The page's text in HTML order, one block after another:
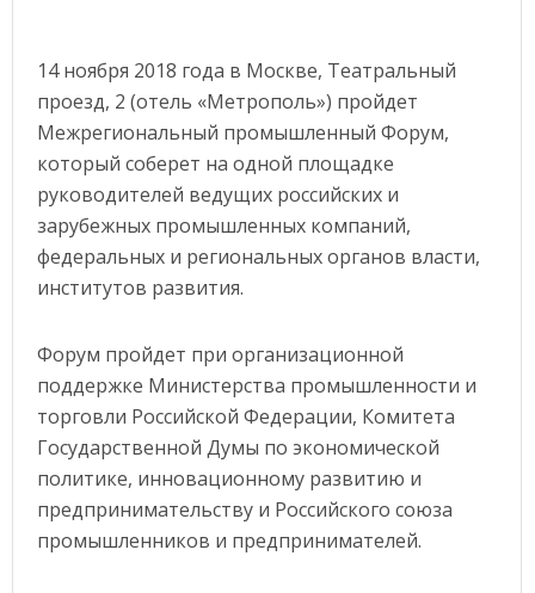
14 ноября 2018 года в Москве, Театральный
проезд, 2 (отель «Метрополь») пройдет
Межрегиональный промышленный Форум,
который соберет на одной площадке
руководителей ведущих российских и
зарубежных промышленных компаний,
федеральных и региональных органов власти,
институтов развития.
Форум пройдет при организационной
поддержке Министерства промышленности и
торговли Российской Федерации, Комитета
Государственной Думы по экономической
политике, инновационному развитию и
предпринимательству и Российского союза
промышленников и предпринимателей.